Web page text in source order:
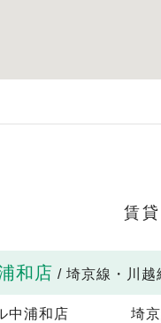
賃
和店 / 埼京線・川
埼